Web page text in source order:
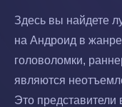
Здесь вы найдете
на Андроид в жанре
головоломки,
являются
Это